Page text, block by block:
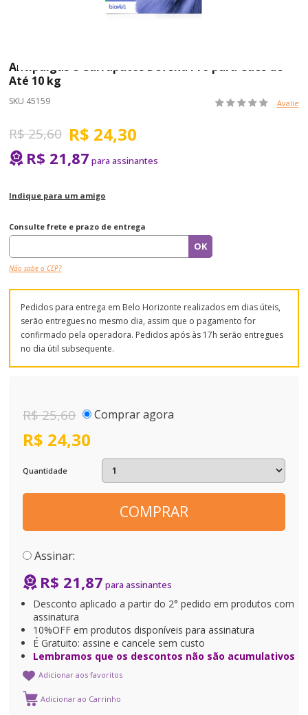
Antipulgas e Carrapatos Defend Pro para Cães de
Até 10 kg
SKU 45159 Avalie
R$ 25,60 R$ 24,30
R$ 21,87
Indique para um amigo
Consulte frete e prazo de entrega
Não sabe o CEP?
Pedidos para entrega em Belo Horizonte realizados em dias úteis,
serão entregues no mesmo dia, assim que o pagamento for
confirmado pela operadora. Pedidos após às 17h serão entregues
no dia útil subsequente.
Comprar agora
R$ 25,60
R$ 24,30
Quantidade
COMPRAR
Assinar:
R$ 21,87
Desconto aplicado a partir do 2° pedido em produtos com
assinatura
10%OFF em produtos disponíveis para assinatura
É Gratuito: assine e cancele sem custo
Lembramos que os descontos não são acumulativos
Adicionar aos favoritos